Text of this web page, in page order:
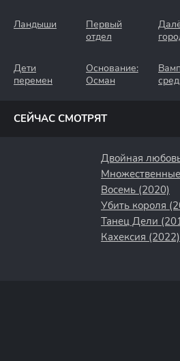
Ландыши
Первый
отдел
Дети
перемен
Основание:
Осман
СЕЙЧАС СМОТРЯТ
Двойная
Восемь (2020)
Убить короля
Танец Дели
Кахексия (2022)